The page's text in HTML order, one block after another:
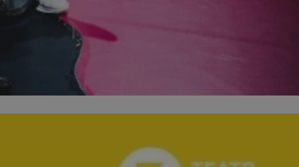
logowanie użytkownika i